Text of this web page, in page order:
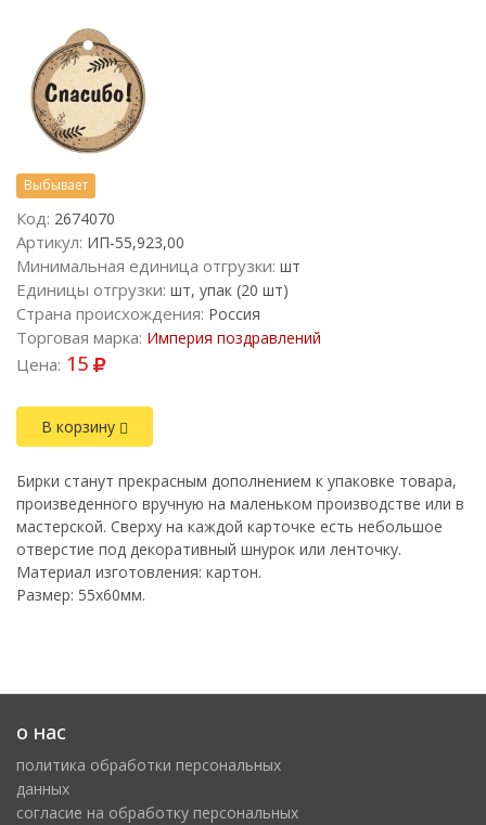
Выбывает
Код: 2674070
Артикул: ИП-55,923,00
Минимальная единица отгрузки: шт
Единицы отгрузки: шт, упак (20 шт)
Страна происхождения: Россия
Торговая марка: Империя поздравлений
Цена: 15
В корзину
Бирки станут прекрасным дополнением к упаковке товара,
произведенного вручную на маленьком производстве или в
мастерской. Сверху на каждой карточке есть небольшое
отверстие под декоративный шнурок или ленточку.
Материал изготовления: картон.
Размер: 55х60мм.
о нас
политика обработки персональных
данных
cогласие на обработку персональных